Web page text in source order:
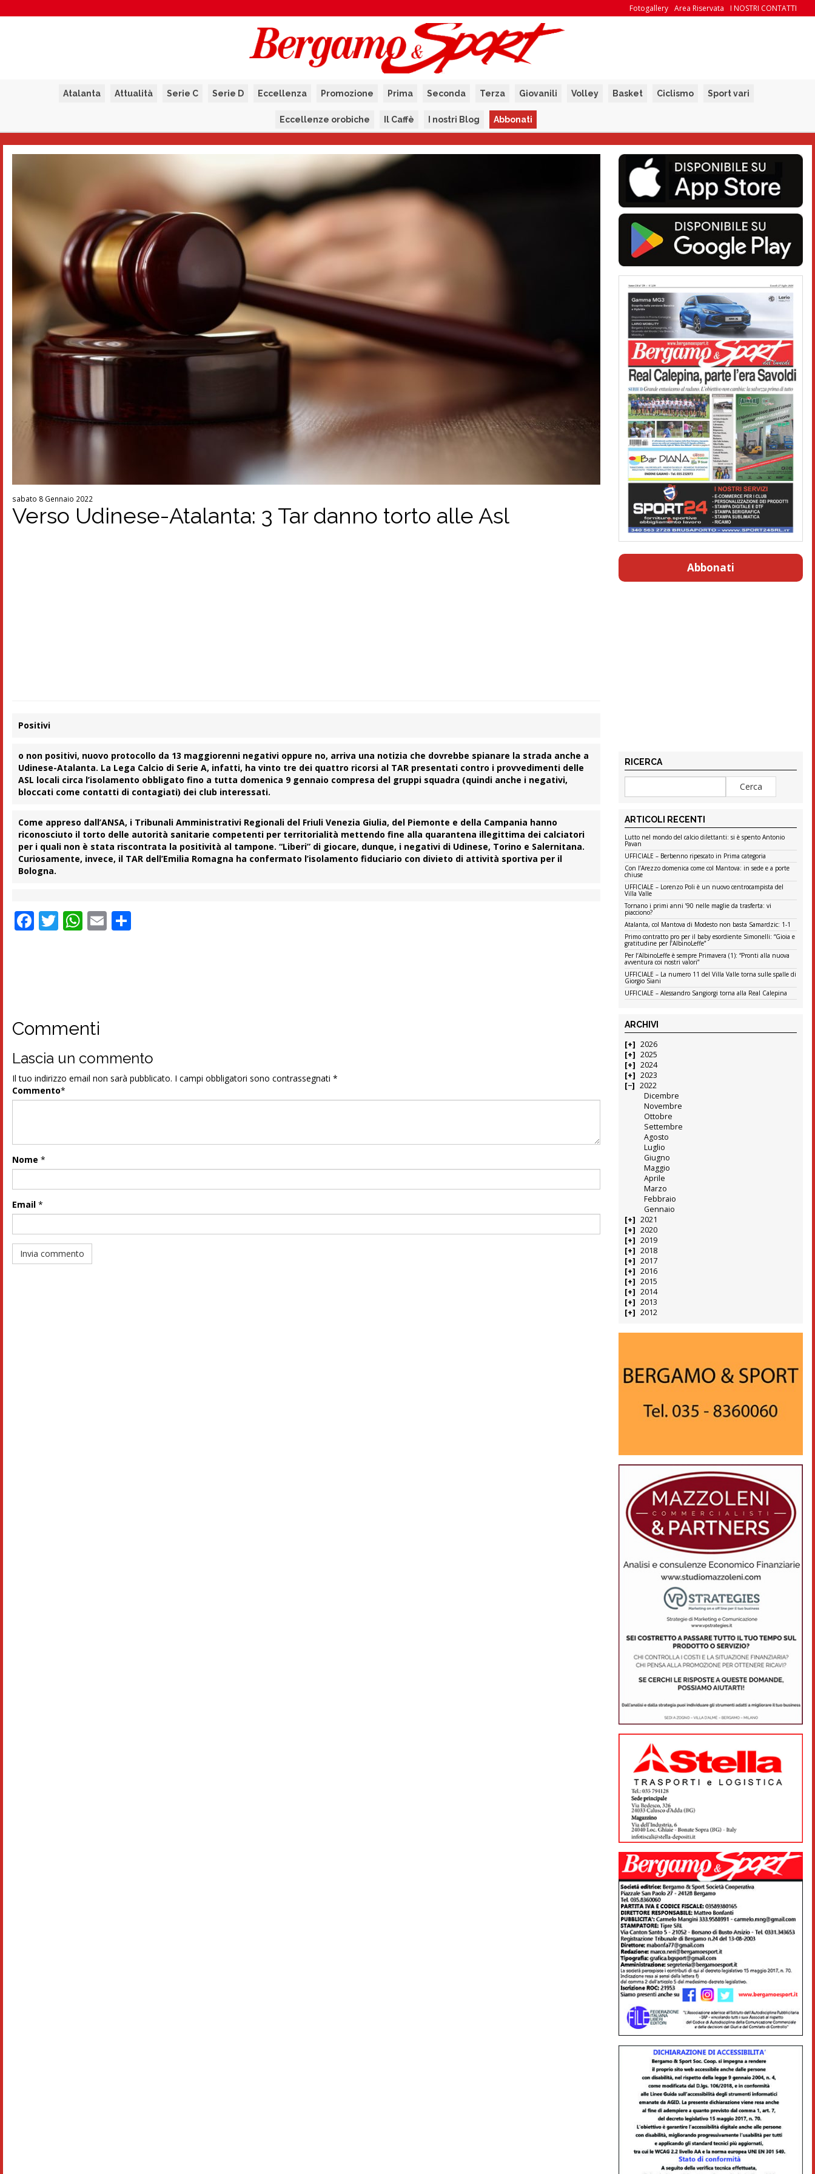
I NOSTRI CONTATTI
Area Riservata
Fotogallery
Atalanta Attualità Serie C Serie D Eccellenza Promozione Prima Seconda Terza Giovanili Volley Basket Ciclismo Sport vari
Eccellenze orobiche Il Caffè I nostri Blog Abbonati
sabato 8 Gennaio 2022
Verso Udinese-Atalanta: 3 Tar danno torto alle Asl
Positivi
o non positivi, nuovo protocollo da 13 maggiorenni negativi oppure no, arriva una notizia che dovrebbe spianare la strada anche a
Udinese-Atalanta. La Lega Calcio di Serie A, infatti, ha vinto tre dei quattro ricorsi al TAR presentati contro i provvedimenti delle
ASL locali circa l’isolamento obbligato fino a tutta domenica 9 gennaio compresa del gruppi squadra (quindi anche i negativi,
bloccati come contatti di contagiati) dei club interessati.
Come appreso dall’ANSA, i Tribunali Amministrativi Regionali del Friuli Venezia Giulia, del Piemonte e della Campania hanno
riconosciuto il torto delle autorità sanitarie competenti per territorialità mettendofine alla quarantena illegittima dei calciatori
per i quali non è stata riscontrata la positività al tampone. “Liberi” di giocare, dunque, i negativi di Udinese, Torino e Salernitana.
Curiosamente, invece, il TAR dell’Emilia Romagna ha confermato l’isolamento fiduciario con divieto di attività sportiva per il
Bologna.
Facebook
Twitter
WhatsApp
Email
Commenti
Lascia un commento
Il tuo indirizzo email non sarà pubblicato. I campi obbligatori sono contrassegnati*
Commento*
Nome *
Email *
Abbonati
RICERCA
ARTICOLI RECENTI
Lutto nel mondo del calcio dilettanti: si è spento Antonio
Pavan
UFFICIALE – Berbenno ripescato in Prima categoria
Con l’Arezzo domenica come col Mantova: in sede e a porte
chiuse
UFFICIALE – Lorenzo Poli è un nuovo centrocampista del
Villa Valle
Tornano i primi anni ’90 nelle maglie da trasferta: vi
piacciono?
Atalanta, col Mantova di Modesto non basta Samardzic: 1-1
Primo contratto pro per il baby esordiente Simonelli: “Gioia e
gratitudine per l’AlbinoLeffe”
Per l’AlbinoLeffe è sempre Primavera (1): “Pronti alla nuova
avventura coi nostri valori”
UFFICIALE – La numero 11 del Villa Valle torna sulle spalle di
Giorgio Siani
UFFICIALE – Alessandro Sangiorgi torna alla Real Calepina
ARCHIVI
2026
2025
2024
2023
2022
Dicembre
Novembre
Ottobre
Settembre
Agosto
Luglio
Giugno
Maggio
Aprile
Marzo
Febbraio
Gennaio
2021
2020
2019
2018
2017
2016
2015
2014
2013
2012